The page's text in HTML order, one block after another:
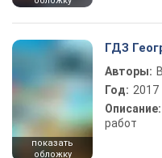
показать
обложку
ГДЗ
Авторы:
Год: 2017
Описание:
работ